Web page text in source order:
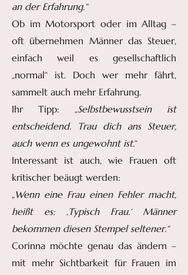
an der Erfahrung.“
Ob im Motorsport oder im Alltag –
oft übernehmen Männer das Steuer,
einfach weil es gesellschaftlich
„normal“ ist. Doch wer mehr fährt,
sammelt auch mehr Erfahrung.
Ihr Tipp: „Selbstbewusstsein ist
entscheidend. Trau dich ans Steuer,
auch wenn es ungewohnt ist.“
Interessant ist auch, wie Frauen oft
kritischer beäugt werden:
„Wenn eine Frau einen Fehler macht,
heißt es: ‚Typisch Frau.‘ Männer
bekommen diesen Stempel seltener.“
Corinna möchte genau das ändern –
mit mehr Sichtbarkeit für Frauen im